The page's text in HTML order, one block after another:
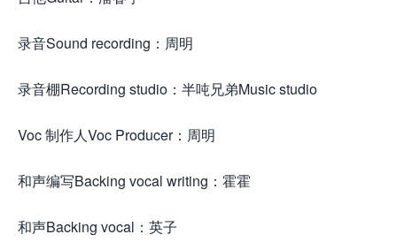
录音Sound recording：周明
录音棚Recording studio：半吨兄弟Music studio
Voc 制作人Voc Producer：周明
和声编写Backing vocal writing：霍霍
和声Backing vocal：英子